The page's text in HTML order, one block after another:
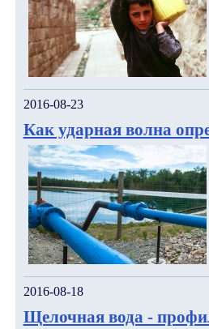
2016-08-23
Как ударная волна
2016-08-18
Щелочная вода -